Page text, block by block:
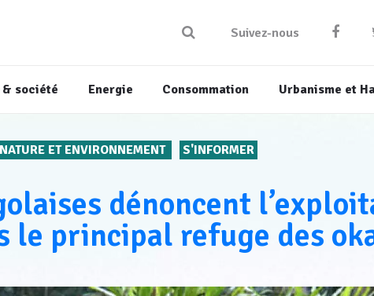
Suivez-nous
société Energie Consommation Urbanisme et
NATURE ET ENVIRONNEMENT S'INFORMER
dénoncent
le principal refuge des